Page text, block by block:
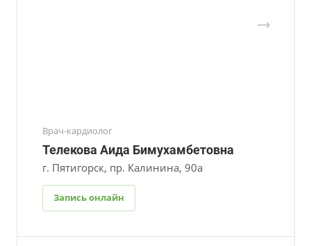
Врач-кардиолог
Телекова Аида Бимухамбетовна
г. Пятигорск, пр. Калинина, 90а
Запись онлайн